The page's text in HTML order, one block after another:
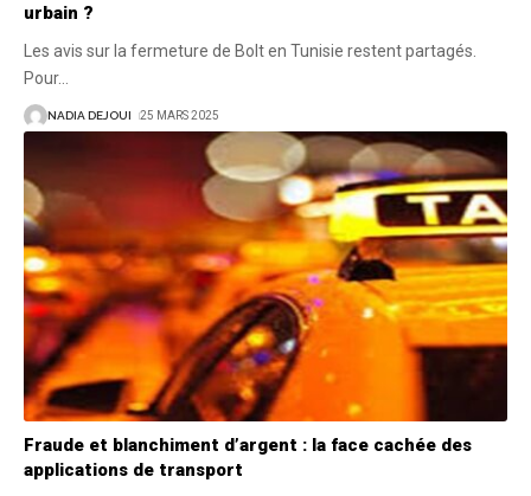
urbain ?
Les avis sur la fermeture de Bolt en Tunisie restent partagés.
Pour…
NADIA DEJOUI 25 MARS 2025
Fraude et blanchiment d’argent : la face cachée des
applications de transport